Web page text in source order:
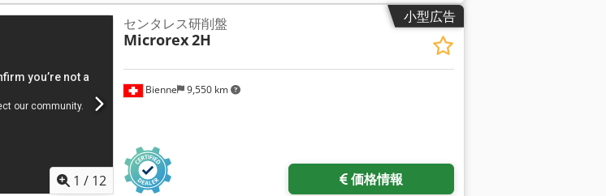
小型広告
1 / 12
Bienne 9,550 km
センタレス研削盤
Microrex2H
価格情報